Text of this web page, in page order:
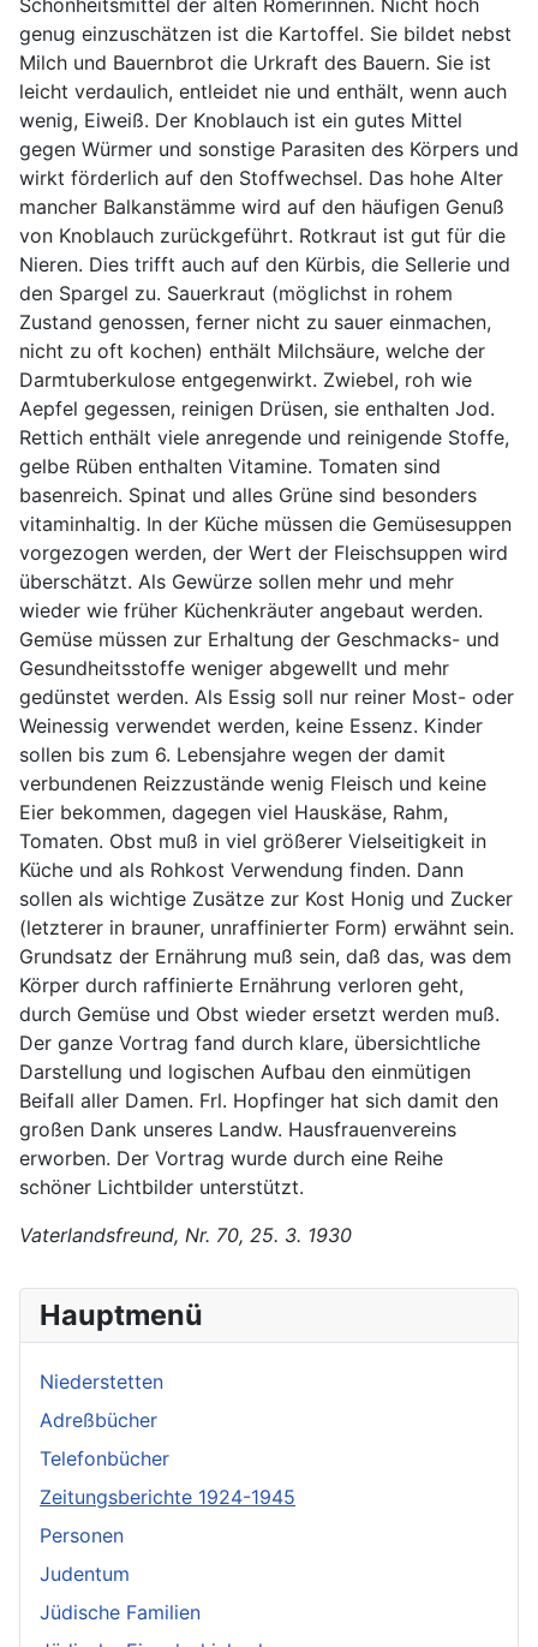
Schönheitsmittel der alten Römerinnen. Nicht hoch
genug einzuschätzen ist die Kartoffel. Sie bildet nebst
Milch und Bauernbrot die Urkraft des Bauern. Sie ist
leicht verdaulich, entleidet nie und enthält, wenn auch
wenig, Eiweiß. Der Knoblauch ist ein gutes Mittel
gegen Würmer und sonstige Parasiten des Körpers und
wirkt förderlich auf den Stoffwechsel. Das hohe Alter
mancher Balkanstämme wird auf den häufigen Genuß
von Knoblauch zurückgeführt. Rotkraut ist gut für die
Nieren. Dies trifft auch auf den Kürbis, die Sellerie und
den Spargel zu. Sauerkraut (möglichst in rohem
Zustand genossen, ferner nicht zu sauer einmachen,
nicht zu oft kochen) enthält Milchsäure, welche der
Darmtuberkulose entgegenwirkt. Zwiebel, roh wie
Aepfel gegessen, reinigen Drüsen, sie enthalten Jod.
Rettich enthält viele anregende und reinigende Stoffe,
gelbe Rüben enthalten Vitamine. Tomaten sind
basenreich. Spinat und alles Grüne sind besonders
vitaminhaltig. In der Küche müssen die Gemüsesuppen
vorgezogen werden, der Wert der Fleischsuppen wird
überschätzt. Als Gewürze sollen mehr und mehr
wieder wie früher Küchenkräuter angebaut werden.
Gemüse müssen zur Erhaltung der Geschmacks- und
Gesundheitsstoffe weniger abgewellt und mehr
gedünstet werden. Als Essig soll nur reiner Most- oder
Weinessig verwendet werden, keine Essenz. Kinder
sollen bis zum 6. Lebensjahre wegen der damit
verbundenen Reizzustände wenig Fleisch und keine
Eier bekommen, dagegen viel Hauskäse, Rahm,
Tomaten. Obst muß in viel größerer Vielseitigkeit in
Küche und als Rohkost Verwendung finden. Dann
sollen als wichtige Zusätze zur Kost Honig und Zucker
(letzterer in brauner, unraffinierter Form) erwähnt sein.
Grundsatz der Ernährung muß sein, daß das, was dem
Körper durch raffinierte Ernährung verloren geht,
durch Gemüse und Obst wieder ersetzt werden muß.
Der ganze Vortrag fand durch klare, übersichtliche
Darstellung und logischen Aufbau den einmütigen
Beifall aller Damen. Frl. Hopfinger hat sich damit den
großen Dank unseres Landw. Hausfrauenvereins
erworben. Der Vortrag wurde durch eine Reihe
schöner Lichtbilder unterstützt.
Vaterlandsfreund, Nr. 70, 25. 3. 1930
Hauptmenü
Niederstetten
Adreßbücher
Telefonbücher
Zeitungsberichte 1924-1945
Personen
Judentum
Jüdische Familien